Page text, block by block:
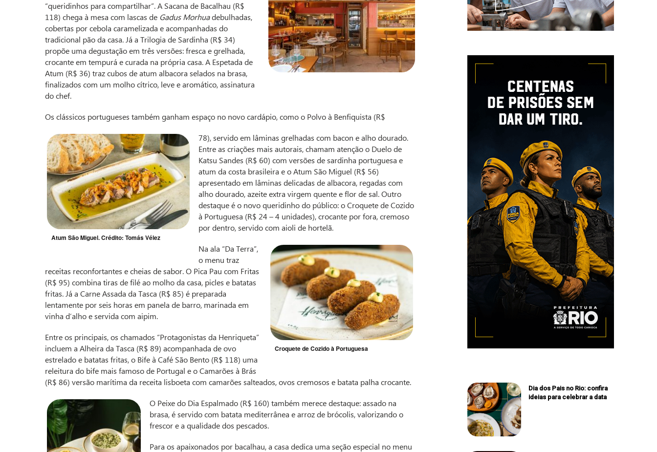
“queridinhos para compartilhar”. A Sacana de Bacalhau (R$
118) chega à mesa com lascas de Gadus Morhuadebulhadas,
cobertas por cebola caramelizada e acompanhadas do
tradicional pão da casa. Já a Trilogia de Sardinha (R$ 34)
propõe uma degustação em três versões: fresca e grelhada,
crocante em tempurá e curada na própria casa. A Espetada de
Atum (R$ 36) traz cubos de atum albacora selados na brasa,
finalizados com um molho cítrico, leve e aromático, assinatura
do chef.
Os clássicos portugueses também ganham espaço no novo cardápio, como o Polvo à Benfiquista (R$
Atum São Miguel. Crédito: Tomás Vélez
78), servido em lâminas grelhadas com bacon e alho dourado.
Entre as criações mais autorais, chamam atenção o Duelo de
Katsu Sandes (R$ 60) com versões de sardinha portuguesa e
atum da costa brasileira e o Atum São Miguel (R$ 56)
apresentado em lâminas delicadas de albacora, regadas com
alho dourado, azeite extra virgem quente e flor de sal. Outro
destaque é o novo queridinho do público: o Croquete de Cozido
à Portuguesa (R$ 24 – 4 unidades), crocante por fora, cremoso
por dentro, servido com aioli de hortelã.
Croquete de Cozido à Portuguesa
Na ala “Da Terra”,
o menu traz
receitas reconfortantes e cheias de sabor. O Pica Pau com Fritas
(R$ 95) combina tiras de filé ao molho da casa, picles e batatas
fritas. Já a Carne Assada da Tasca (R$ 85) é preparada
lentamente por seis horas em panela de barro, marinada em
vinha d’alho e servida com aipim.
Entre os principais, os chamados “Protagonistas da Henriqueta”
incluem a Alheira da Tasca (R$ 89) acompanhada de ovo
estrelado e batatas fritas, o Bife à Café São Bento (R$ 118) uma
releitura do bife mais famoso de Portugal e o Camarões à Brás
(R$ 86) versão marítima da receita lisboeta com camarões salteados, ovos cremosos e batata palha crocante.
O Peixe do Dia Espalmado (R$ 160) também merece destaque: assado na
brasa, é servido com batata mediterrânea e arroz de brócolis, valorizando o
frescor e a qualidade dos pescados.
Para os apaixonados por bacalhau, a casa dedica uma seção especial no menu
Dia dos Pais no Rio: confira
ideias para celebrar a data